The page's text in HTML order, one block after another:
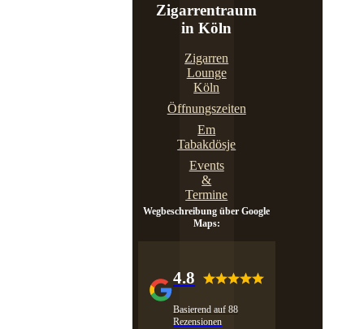
Zigarrentraum
in Köln
Zigarren
Lounge
Köln
Öffnungszeiten
Em
Tabakdösje
Events
&
Termine
Wegbeschreibung über Google
Maps:
4.8
Basierend auf 88
Rezensionen